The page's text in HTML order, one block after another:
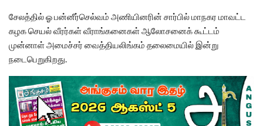
சேலத்தில் ஓ பன்னீர்செல்வம் அணியினரின் சார்பில் மாநகர மாவட்ட
கழக செயல் வீரர்கள் வீராங்கனைகள் ஆலோசனைக் கூட்டம்
முன்னாள் அமைச்சர் வைத்தியலிங்கம் தலைமையில் இன்று
நடைபெறுகிறது.